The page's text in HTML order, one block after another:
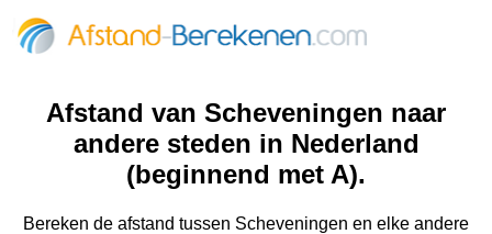
Afstand van Scheveningen‎ naar
andere steden in Nederland
(beginnend met A).
Bereken de afstand tussen Scheveningen‎ en elke andere